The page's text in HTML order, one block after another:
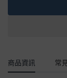
商品資訊 常